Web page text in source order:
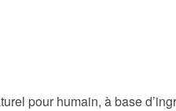
pour humain, à base